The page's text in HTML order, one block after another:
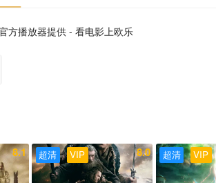
著《指环王》（The Lord of the Rings）改
艺术指导、最佳服装设计、最佳化妆、最佳视
方播放器提供 - 看电影上欧乐
8.1 VIP
超清 8.0 VIP
超清